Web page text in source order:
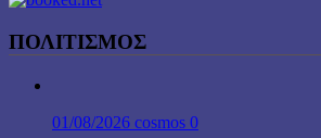
ΠΟΛΙΤΙΣΜΟΣ
01/08/2026 cosmos 0